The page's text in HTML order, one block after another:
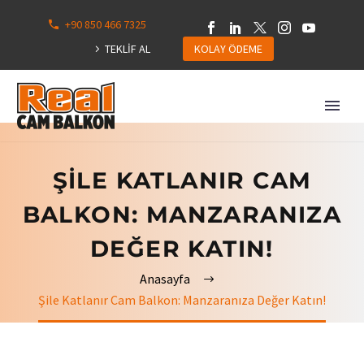
+90 850 466 7325
TEKLİF AL
KOLAY ÖDEME
ŞILE KATLANIR CAM
BALKON: MANZARANIZA
DEĞER KATIN!
Anasayfa
Şile Katlanır Cam Balkon: Manzaranıza Değer Katın!
113
Hepsini
Göster